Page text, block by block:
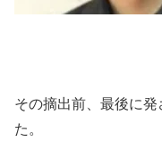
その摘出前、最後に
た。